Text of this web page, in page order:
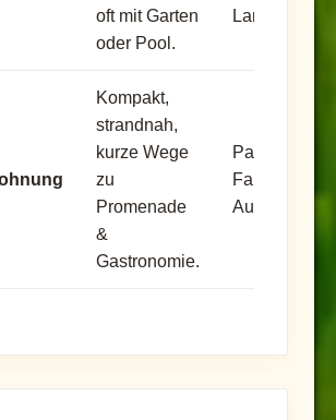
oft mit Garten
oder Pool.
Kompakt,
strandnah,
kurze Wege
zu
Promenade
&
Gastronomie.
Paare, kleine
Familien,
Aufenthalte.